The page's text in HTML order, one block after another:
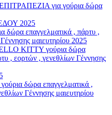
για γούρια δώρα
2025
επαγγελματικά , πάρτυ ,
μαιευτηρίου 2025
KITTY γούρια δώρα
, εορτών , γενεθλίων Γέννησης
δώρα επαγγελματικά ,
Γέννησης μαιευτηρίου